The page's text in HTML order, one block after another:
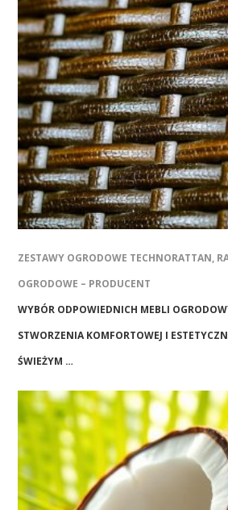
ZESTAWY OGRODOWE TECHNORATTAN,
OGRODOWE – PRODUCENT
WYBÓR ODPOWIEDNICH MEBLI
STWORZENIA KOMFORTOWEJ I
ŚWIEŻYM …